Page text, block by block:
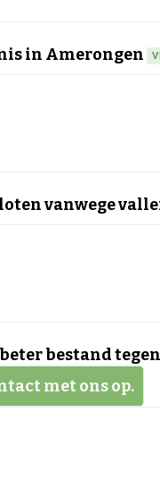
in Amerongen
vanwege
bestand
met ons op.